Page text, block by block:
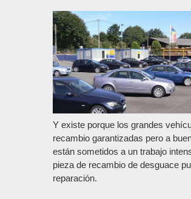
Y existe porque los grandes
recambio garantizadas pero a
están sometidos a un trabajo
pieza de recambio de desguace
reparación.